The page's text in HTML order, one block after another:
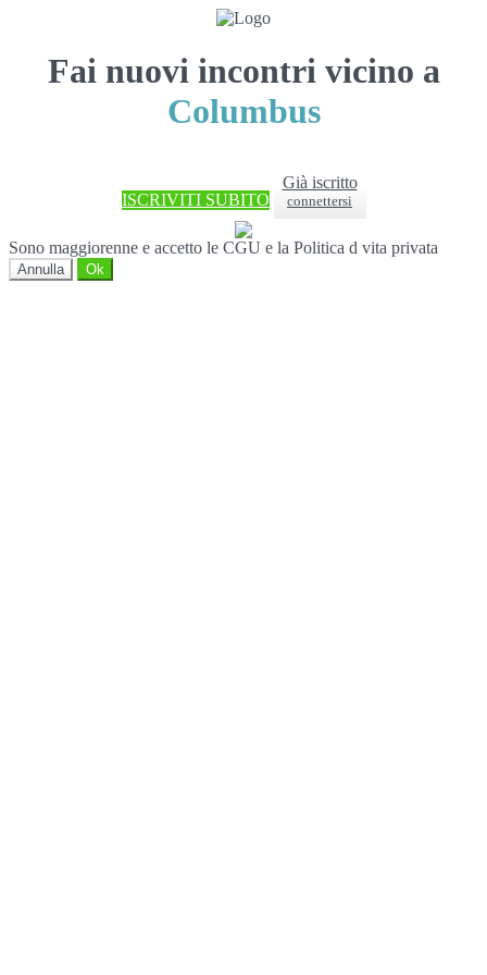
Fai nuovi incontri vicino a
Columbus
ISCRIVITI SUBITO
Già iscritto
connettersi
Sono maggiorenne e accetto le CGU e la Politica d vita privata
Annulla Ok